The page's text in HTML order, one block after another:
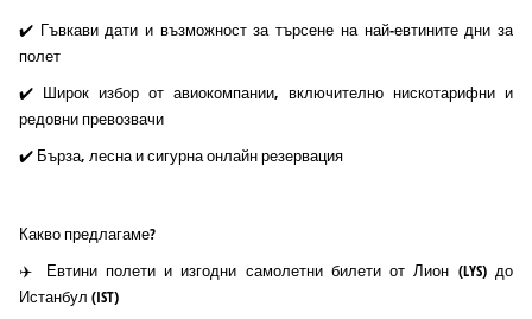
✔️ Гъвкави дати и възможност за търсене на най-евтините дни за
полет
✔️ Широк избор от авиокомпании, включително нискотарифни и
редовни превозвачи
✔️ Бърза, лесна и сигурна онлайн резервация
Какво предлагаме?
✈️ Евтини полети и изгодни самолетни билети от Лион (LYS) до
Истанбул (IST)